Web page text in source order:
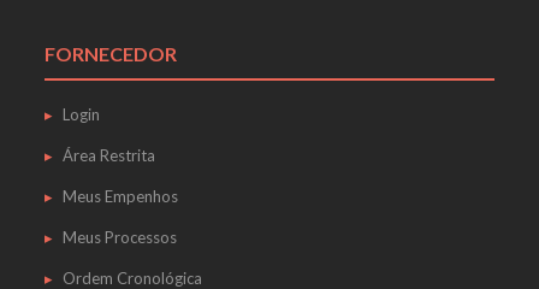
FORNECEDOR
Login
Área Restrita
Meus Empenhos
Meus Processos
Ordem Cronológica